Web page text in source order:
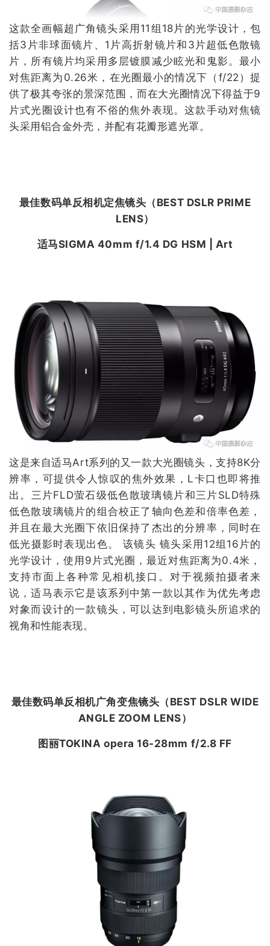
这款全画幅超广角镜头采用11组18片的光学设计，包
括3片非球面镜片、1片高折射镜片和3片超低色散镜
片，所有镜片均采用多层镀膜减少眩光和鬼影。最小
对焦距离为0.26米，在光圈最小的情况下（f/22）提
供了极其夸张的景深范围，而在大光圈情况下得益于9
片式光圈设计也有不俗的焦外表现。这款手动对焦镜
头采用铝合金外壳，并配有花瓣形遮光罩。
最佳数码单反相机定焦镜头（ BEST DSLR PRIME
LENS）
适马SIGMA 40mm f/1.4 DG HSM | Art
这是来自适马Art系列的又一款大光圈镜头，支持8K分
辨率，可提供令人惊叹的焦外效果，L卡口也即将推
出。三片FLD萤石级低色散玻璃镜片和三片SLD特殊
低色散玻璃镜片的组合校正了轴向色差和倍率色差，
并且在最大光圈下依旧保持了杰出的分辨率，同时在
低光摄影时表现出色。 该镜头 镜头采用12组16片的
光学设计，使用9片式光圈，最近对焦距离为0.4米，
支持市面上各种常见相机接口。对于视频拍摄者来
说，适马表示它是该系列中第一款以其作为优先考虑
对象而设计的一款镜头，可以达到电影镜头所追求的
视角和性能表现。
最佳数码单反相机广角变焦镜头（ BEST DSLR WIDE
ANGLE ZOOM LENS）
图丽TOKINA opera 16-28mm f/2.8 FF